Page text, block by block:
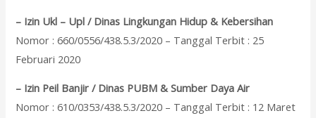
– Izin Ukl – Upl / Dinas Lingkungan Hidup & Kebersihan
Nomor : 660/0556/438.5.3/2020 – Tanggal Terbit : 25
Februari 2020
– Izin Peil Banjir / Dinas PUBM & Sumber Daya Air
Nomor : 610/0353/438.5.3/2020 – Tanggal Terbit : 12 Maret